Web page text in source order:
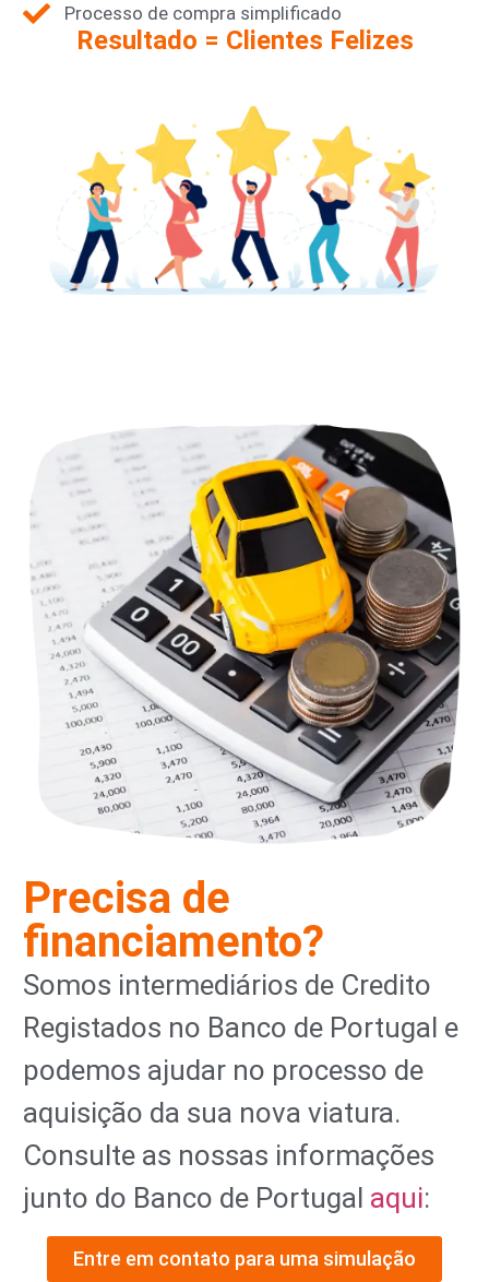
Processo de compra simplificado
Resultado = Clientes Felizes
Precisa de
financiamento?
Somos intermediários de Credito
Registados no Banco de Portugal e
podemos ajudar no processo de
aquisição da sua nova viatura.
Consulte as nossas informações
junto do Banco de Portugal aqui:
Entre em contato para uma simulação